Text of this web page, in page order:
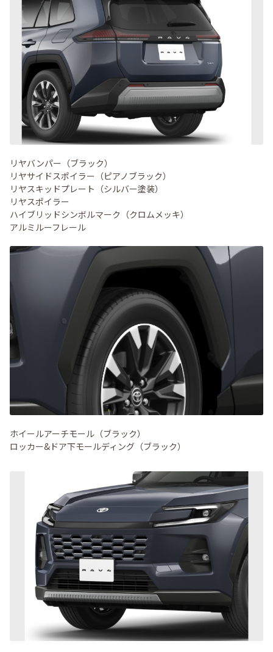
リヤバンパー（ブラック）
リヤサイドスポイラー（ピアノブラック）
リヤスキッドプレート（シルバー塗装）
リヤスポイラー
ハイブリッドシンボルマーク（クロムメッキ）
アルミルーフレール
ホイールアーチモール（ブラック）
ロッカー&ドア下モールディング（ブラック）